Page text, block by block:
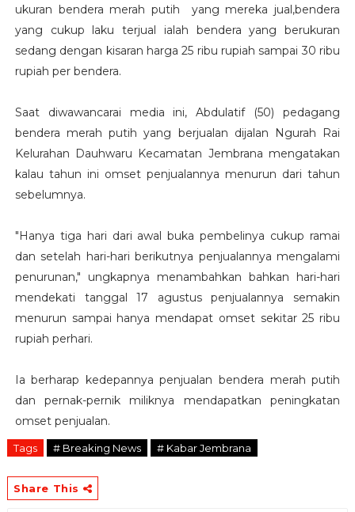
ukuran bendera merah putih yang mereka jual,bendera
yang cukup laku terjual ialah bendera yang berukuran
sedang dengan kisaran harga 25 ribu rupiah sampai 30 ribu
rupiah per bendera.
Saat diwawancarai media ini, Abdulatif (50) pedagang
bendera merah putih yang berjualan dijalan Ngurah Rai
Kelurahan Dauhwaru Kecamatan Jembrana mengatakan
kalau tahun ini omset penjualannya menurun dari tahun
sebelumnya.
"Hanya tiga hari dari awal buka pembelinya cukup ramai
dan setelah hari-hari berikutnya penjualannya mengalami
penurunan," ungkapnya menambahkan bahkan hari-hari
mendekati tanggal 17 agustus penjualannya semakin
menurun sampai hanya mendapat omset sekitar 25 ribu
rupiah perhari.
Ia berharap kedepannya penjualan bendera merah putih
dan pernak-pernik miliknya mendapatkan peningkatan
omset penjualan.
Tags # Breaking News # Kabar Jembrana
Share This